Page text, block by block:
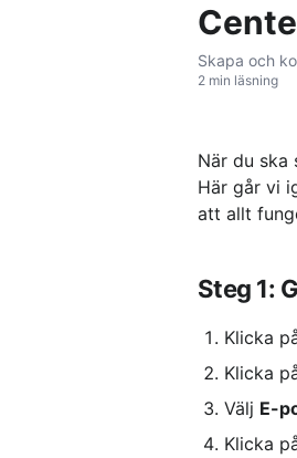
Skapa och
2 min läsning
När du
Här går vi
att allt
Steg 1:
Klicka
Klicka
Välj E-
Klicka